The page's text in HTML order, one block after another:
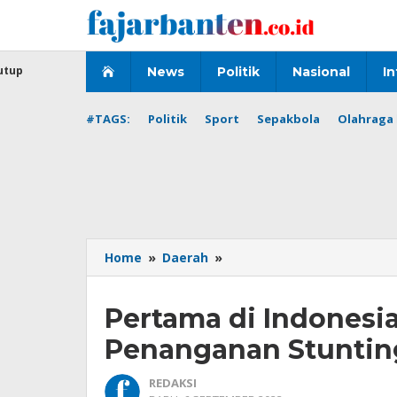
News Politik Nasional
#TAGS: Politik Sport Sepakbola
Home » Daerah »
di
Lebak
Jadi
Pilot
Pertama di
Penanganan
REDAKSI